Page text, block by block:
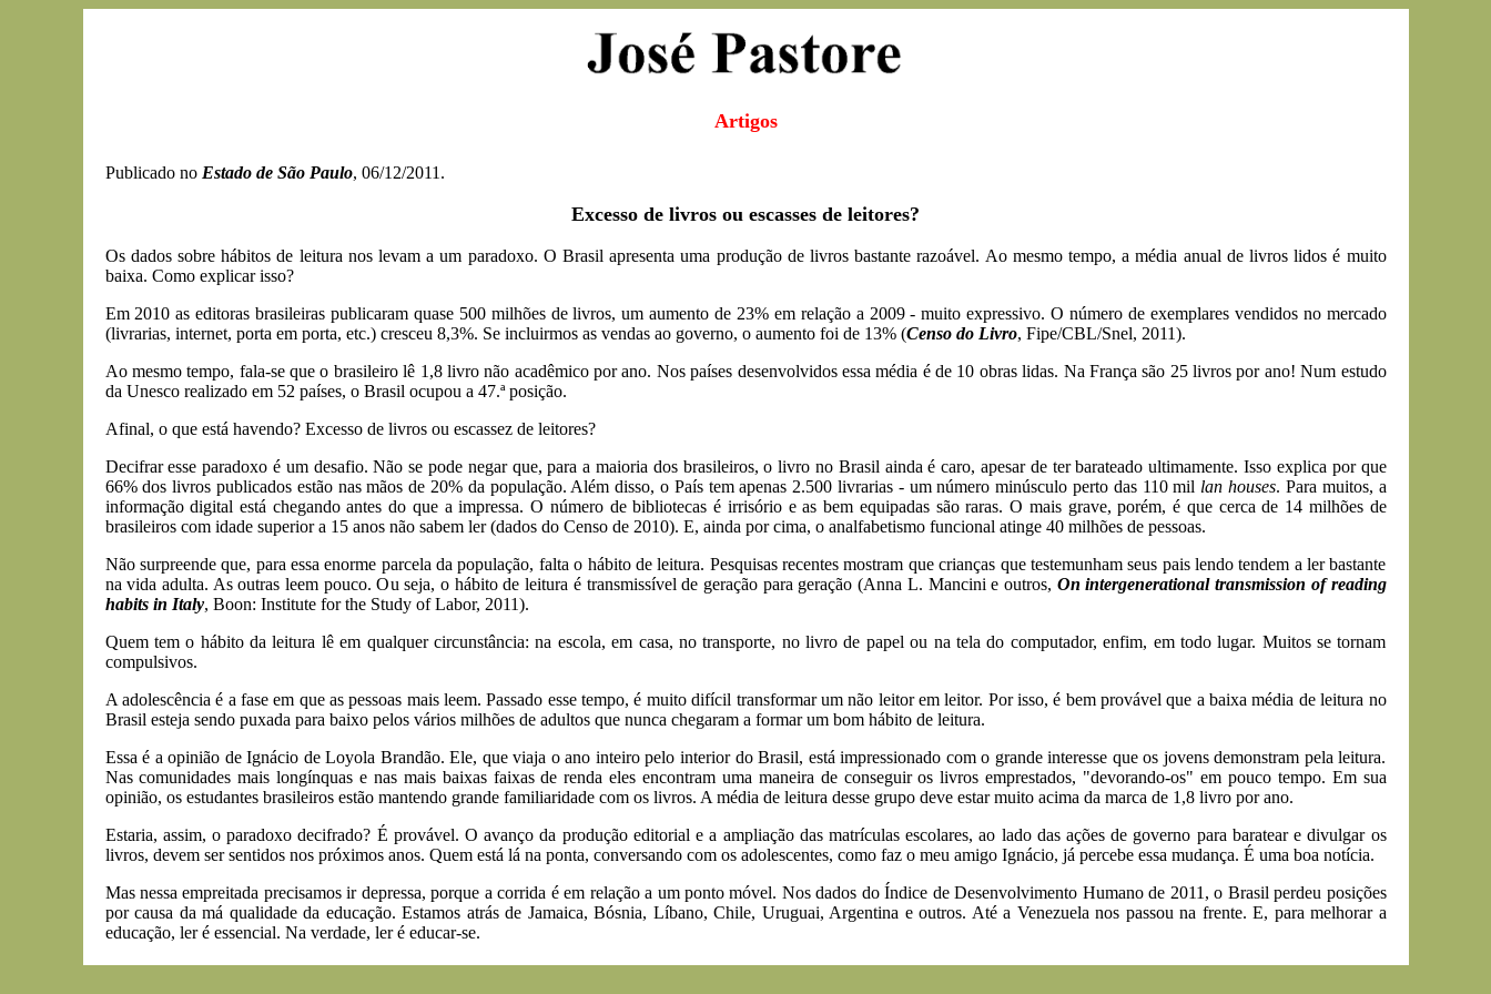
Artigos
Publicado no Estado de São Paulo, 06/12/2011.
Excesso de livros ou escasses de leitores?
Os dados sobre hábitos de leitura nos levam a um paradoxo. O Brasil apresenta uma produção de livros bastante razoável. Ao mesmo tempo, a média anual de livros lidos é muito
baixa. Como explicar isso?
Em 2010 as editoras brasileiras publicaram quase 500 milhões de livros, um aumento de 23% em relação a 2009 - muito expressivo. O número de exemplares vendidos no mercado
(livrarias, internet, porta em porta, etc.) cresceu 8,3%. Se incluirmos as vendas ao governo, o aumento foi de 13% (Censo do Livro, Fipe/CBL/Snel, 2011).
Ao mesmo tempo, fala-se que o brasileiro lê 1,8 livro não acadêmico por ano. Nos países desenvolvidos essa média é de 10 obras lidas. Na França são 25 livros por ano! Num estudo
da Unesco realizado em 52 países, o Brasil ocupou a 47.ª posição.
Afinal, o que está havendo? Excesso de livros ou escassez de leitores?
Decifrar esse paradoxo é um desafio. Não se pode negar que, para a maioria dos brasileiros, o livro no Brasil ainda é caro, apesar de ter barateado ultimamente. Isso explica por que
66% dos livros publicados estão nas mãos de 20% da população. Além disso, o País tem apenas 2.500 livrarias - um número minúsculo perto das 110 mil lan houses. Para muitos, a
informação digital está chegando antes do que a impressa. O número de bibliotecas é irrisório e as bem equipadas são raras. O mais grave, porém, é que cerca de 14 milhões de
brasileiros com idade superior a 15 anos não sabem ler (dados do Censo de 2010). E, ainda por cima, o analfabetismo funcional atinge 40 milhões de pessoas.
Não surpreende que, para essa enorme parcela da população, falta o hábito de leitura. Pesquisas recentes mostram que crianças que testemunham seus pais lendo tendem a ler bastante
na vida adulta. As outras leem pouco. Ou seja, o hábito de leitura é transmissível de geração para geração (Anna L. Mancini e outros, On intergenerational transmission of reading
habits in Italy, Boon: Institute for the Study of Labor, 2011).
Quem tem o hábito da leitura lê em qualquer circunstância: na escola, em casa, no transporte, no livro de papel ou na tela do computador, enfim, em todo lugar. Muitos se tornam
compulsivos.
A adolescência é a fase em que as pessoas mais leem. Passado esse tempo, é muito difícil transformar um não leitor em leitor. Por isso, é bem provável que a baixa média de leitura no
Brasil esteja sendo puxada para baixo pelos vários milhões de adultos que nunca chegaram a formar um bom hábito de leitura.
Essa é a opinião de Ignácio de Loyola Brandão. Ele, que viaja o ano inteiro pelo interior do Brasil, está impressionado com o grande interesse que os jovens demonstram pela leitura.
Nas comunidades mais longínquas e nas mais baixas faixas de renda eles encontram uma maneira de conseguir os livros emprestados, "devorando-os" em pouco tempo. Em sua
opinião, os estudantes brasileiros estão mantendo grande familiaridade com os livros. A média de leitura desse grupo deve estar muito acima da marca de 1,8 livro por ano.
Estaria, assim, o paradoxo decifrado? É provável. O avanço da produção editorial e a ampliação das matrículas escolares, ao lado das ações de governo para baratear e divulgar os
livros, devem ser sentidos nos próximos anos. Quem está lá na ponta, conversando com os adolescentes, como faz o meu amigo Ignácio, já percebe essa mudança. É uma boa notícia.
Mas nessa empreitada precisamos ir depressa, porque a corrida é em relação a um ponto móvel. Nos dados do Índice de Desenvolvimento Humano de 2011, o Brasil perdeu posições
por causa da má qualidade da educação. Estamos atrás de Jamaica, Bósnia, Líbano, Chile, Uruguai, Argentina e outros. Até a Venezuela nos passou na frente. E, para melhorar a
educação, ler é essencial. Na verdade, ler é educar-se.